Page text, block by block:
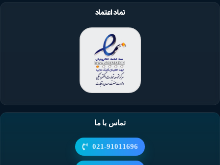
نماد اعتماد
تماس با ما
021-91011696